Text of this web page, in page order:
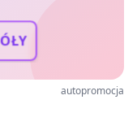
autopromocja